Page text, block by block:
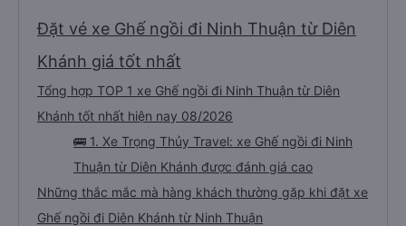
Đặt vé xe Ghế ngồi đi Ninh Thuận từ Diên
Khánh giá tốt nhất
Tổng hợp TOP 1 xe Ghế ngồi đi Ninh Thuận từ Diên
Khánh tốt nhất hiện nay 08/2026
🚌 1. Xe Trọng Thủy Travel: xe Ghế ngồi đi Ninh
Thuận từ Diên Khánh được đánh giá cao
Những thắc mắc mà hàng khách thường gặp khi đặt xe
Ghế ngồi đi Diên Khánh từ Ninh Thuận